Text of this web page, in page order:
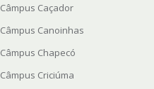
Câmpus Caçador
Câmpus Canoinhas
Câmpus Chapecó
Câmpus Criciúma